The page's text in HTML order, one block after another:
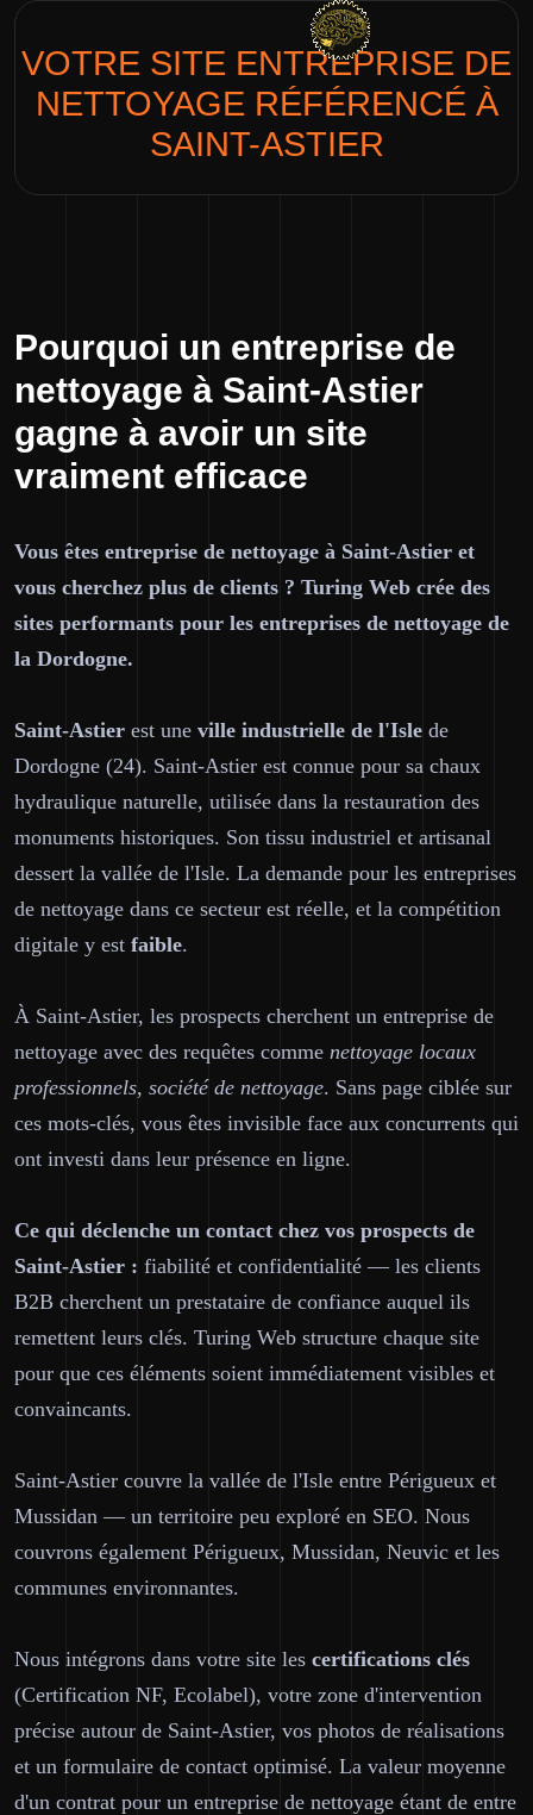
VOTRE SITE ENTREPRISE DE
NETTOYAGE RÉFÉRENCÉ À
SAINT-ASTIER
Pourquoi un entreprise de
nettoyage à Saint-Astier
gagne à avoir un site
vraiment efficace
Vous êtes entreprise de nettoyage à Saint-Astier et
vous cherchez plus de clients ? Turing Web crée des
sites performants pour les entreprises de nettoyage de
la Dordogne.
Saint-Astier est une ville industrielle de l'Isle de
Dordogne (24). Saint-Astier est connue pour sa chaux
hydraulique naturelle, utilisée dans la restauration des
monuments historiques. Son tissu industriel et artisanal
dessert la vallée de l'Isle. La demande pour les entreprises
de nettoyage dans ce secteur est réelle, et la compétition
digitale y est faible.
À Saint-Astier, les prospects cherchent un entreprise de
nettoyage avec des requêtes comme nettoyage locaux
professionnels, société de nettoyage. Sans page ciblée sur
ces mots-clés, vous êtes invisible face aux concurrents qui
ont investi dans leur présence en ligne.
Ce qui déclenche un contact chez vos prospects de
Saint-Astier : fiabilité et confidentialité — les clients
B2B cherchent un prestataire de confiance auquel ils
remettent leurs clés. Turing Web structure chaque site
pour que ces éléments soient immédiatement visibles et
convaincants.
Saint-Astier couvre la vallée de l'Isle entre Périgueux et
Mussidan — un territoire peu exploré en SEO. Nous
couvrons également Périgueux, Mussidan, Neuvic et les
communes environnantes.
Nous intégrons dans votre site les certifications clés
(Certification NF, Ecolabel), votre zone d'intervention
précise autour de Saint-Astier, vos photos de réalisations
et un formulaire de contact optimisé. La valeur moyenne
d'un contrat pour un entreprise de nettoyage étant de entre